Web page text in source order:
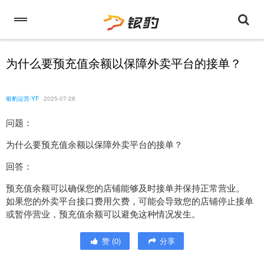
为什么要预充值余额以保障外卖平台的接单？
银豹运营-YF 2025-07-28
问题：
为什么要预充值余额以保障外卖平台的接单？
回答：
预充值余额可以确保您的店铺能够及时接单并保持正常营业。
如果您的外卖平台接口费用欠费，可能会导致您的店铺停止接单
或暂停营业，预充值余额可以避免这种情况发生。
赞 (0) 分享